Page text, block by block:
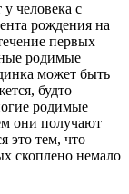
человека с
рождения на
первых
родимые
может быть
будто
родимые
они получают
это тем, что
скоплено немало